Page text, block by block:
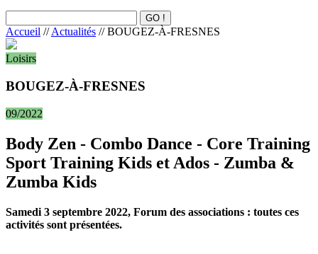
Accueil //Actualités // BOUGEZ-À-FRESNES
Loisirs
BOUGEZ-À-FRESNES
09/2022
Body Zen - Combo Dance - Core Training
Sport Training Kids et Ados - Zumba &
Zumba Kids
Samedi 3 septembre 2022, Forum des associations : toutes ces
activités sont présentées.